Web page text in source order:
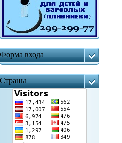
Форма входа
Страны